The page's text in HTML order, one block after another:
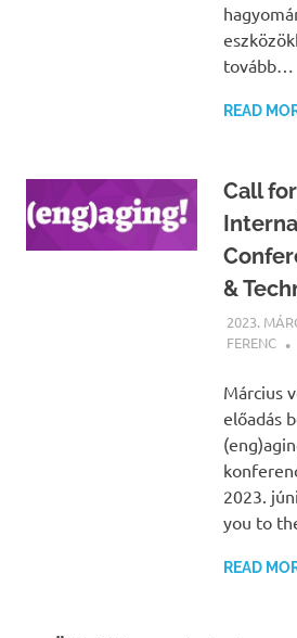
tovább…
READ
Call
&
2023.
FERENC
Március
előadás
2023.
you to
READ